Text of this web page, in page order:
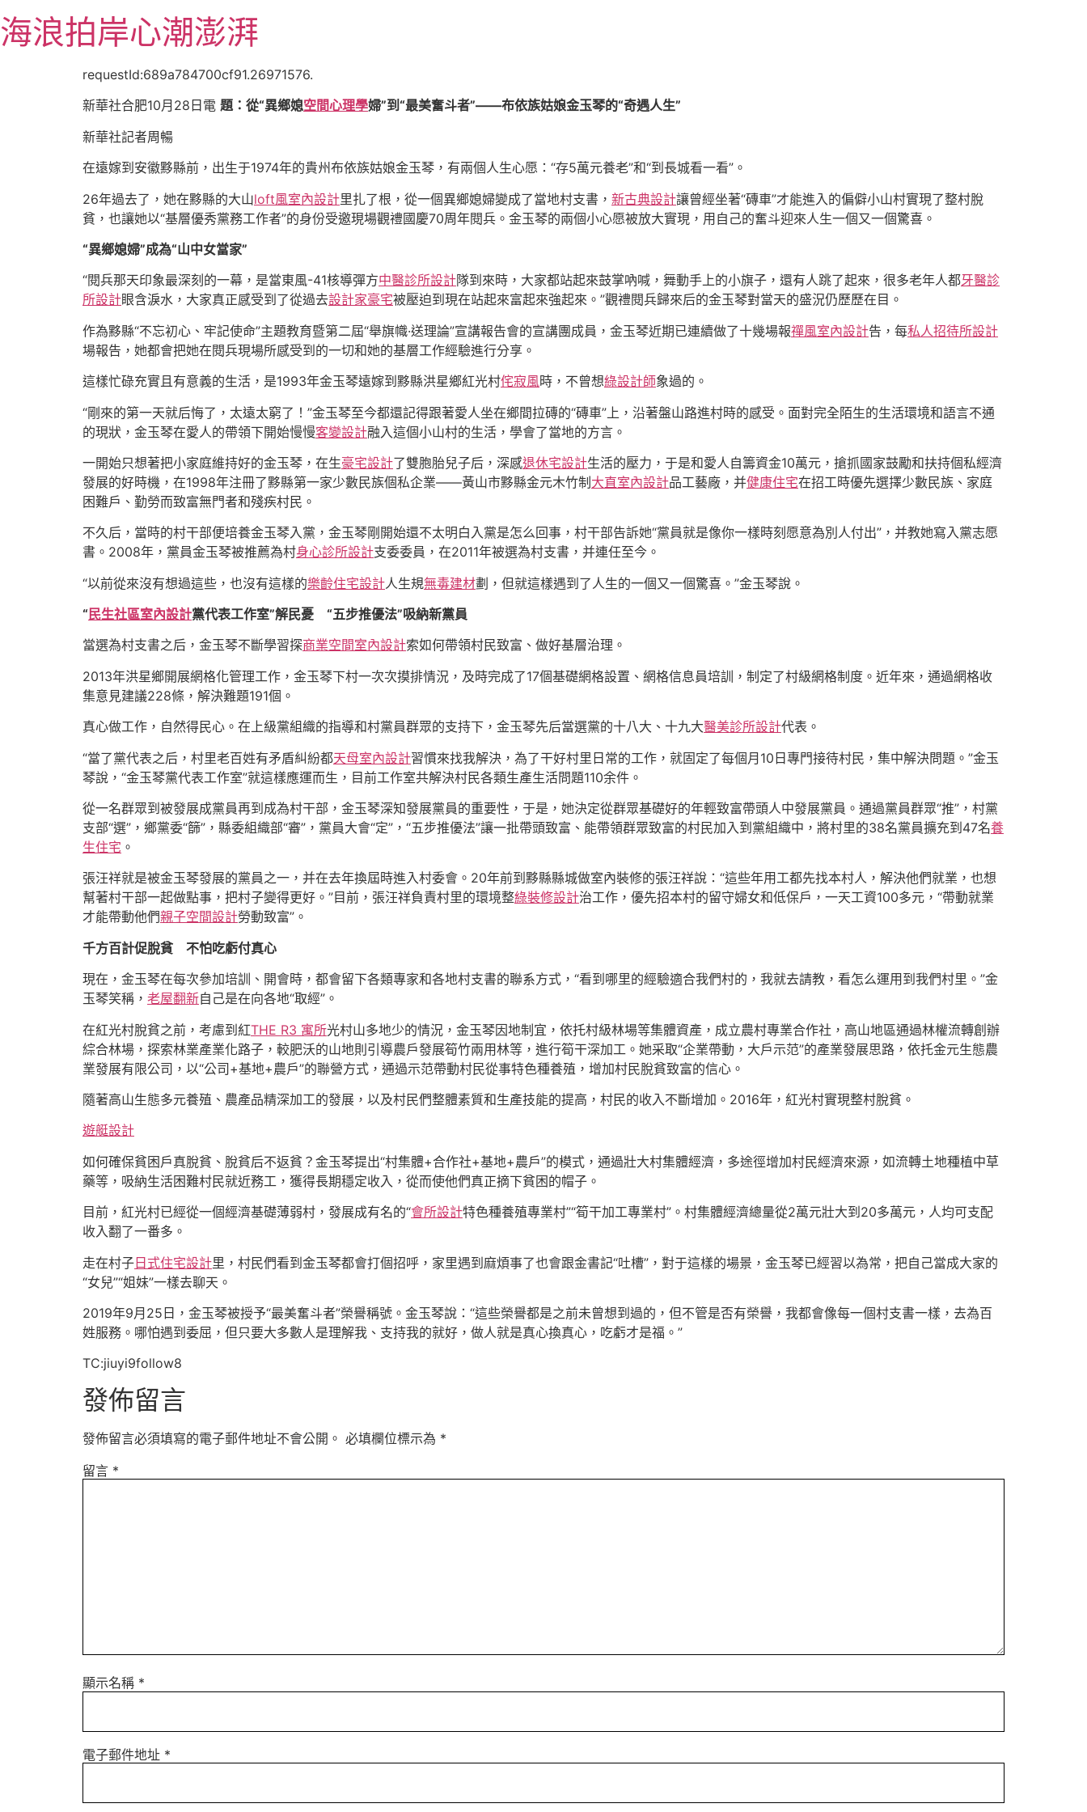
至
主海浪拍岸心潮澎湃
requestId:689a784700cf91.26971576.
新華社合肥10月28日電 題：從“異鄉媳空間心理學婦”到“最美奮斗者”——布依族姑娘金玉琴的“奇遇人生”
新華社記者周暢
在遠嫁到安徽黟縣前，出生于1974年的貴州布依族姑娘金玉琴，有兩個人生心愿：“存5萬元養老”和“到長城看一看”。
26年過去了，她在黟縣的大山loft風室內設計里扎了根，從一個異鄉媳婦變成了當地村支書， 新古典設計讓曾經坐著“磚車”才能進入的偏僻小山村實現了整村脫
貧，也讓她以“基層優秀黨務工作者”的身份受邀現場觀禮國慶70周年閱兵。金玉琴的兩個小心愿被放大實現，用自己的奮斗迎來人生一個又一個驚喜。
“異鄉媳婦”成為“山中女當家”
“閱兵那天印象最深刻的一幕，是當東風-41核導彈方中醫診所設計隊到來時，大家都站起來鼓掌吶喊，舞動手上的小旗子，還有人跳了起來，很多老年人都牙醫診
所設計眼含淚水，大家真正感受到了從過去設計家豪宅被壓迫到現在站起來富起來強起來。”觀禮閱兵歸來后的金玉琴對當天的盛況仍歷歷在目。
作為黟縣“不忘初心、牢記使命”主題教育暨第二屆“舉旗幟·送理論”宣講報告會的宣講團成員，金玉琴近期已連續做了十幾場報禪風室內設計告，每私人招待所設計
場報告，她都會把她在閱兵現場所感受到的一切和她的基層工作經驗進行分享。
這樣忙碌充實且有意義的生活，是1993年金玉琴遠嫁到黟縣洪星鄉紅光村侘寂風時，不曾想綠設計師象過的。
“剛來的第一天就后悔了，太遠太窮了！”金玉琴至今都還記得跟著愛人坐在鄉間拉磚的“磚車”上，沿著盤山路進村時的感受。面對完全陌生的生活環境和語言不通
的現狀，金玉琴在愛人的帶領下開始慢慢客變設計融入這個小山村的生活，學會了當地的方言。
一開始只想著把小家庭維持好的金玉琴，在生豪宅設計了雙胞胎兒子后，深感退休宅設計生活的壓力，于是和愛人自籌資金10萬元，搶抓國家鼓勵和扶持個私經濟
發展的好時機，在1998年注冊了黟縣第一家少數民族個私企業——黃山市黟縣金元木竹制大直室內設計品工藝廠，并健康住宅在招工時優先選擇少數民族、家庭
困難戶、勤勞而致富無門者和殘疾村民。
不久后，當時的村干部便培養金玉琴入黨，金玉琴剛開始還不太明白入黨是怎么回事，村干部告訴她“黨員就是像你一樣時刻愿意為別人付出”，并教她寫入黨志愿
書。2008年，黨員金玉琴被推薦為村身心診所設計支委委員，在2011年被選為村支書，并連任至今。
“以前從來沒有想過這些，也沒有這樣的樂齡住宅設計人生規無毒建材劃，但就這樣遇到了人生的一個又一個驚喜。”金玉琴說。
“ 民生社區室內設計黨代表工作室”解民憂 “五步推優法”吸納新黨員
當選為村支書之后，金玉琴不斷學習探商業空間室內設計索如何帶領村民致富、做好基層治理。
2013年洪星鄉開展網格化管理工作，金玉琴下村一次次摸排情況，及時完成了17個基礎網格設置、網格信息員培訓，制定了村級網格制度。近年來，通過網格收
集意見建議228條，解決難題191個。
真心做工作，自然得民心。在上級黨組織的指導和村黨員群眾的支持下，金玉琴先后當選黨的十八大、十九大醫美診所設計代表。
“當了黨代表之后，村里老百姓有矛盾糾紛都天母室內設計習慣來找我解決，為了干好村里日常的工作，就固定了每個月10日專門接待村民，集中解決問題。”金玉
琴說，“金玉琴黨代表工作室”就這樣應運而生，目前工作室共解決村民各類生產生活問題110余件。
從一名群眾到被發展成黨員再到成為村干部，金玉琴深知發展黨員的重要性，于是，她決定從群眾基礎好的年輕致富帶頭人中發展黨員。通過黨員群眾“推”，村黨
支部“選”，鄉黨委“篩”，縣委組織部“審”，黨員大會“定”，“五步推優法”讓一批帶頭致富、能帶領群眾致富的村民加入到黨組織中，將村里的38名黨員擴充到47名養
生住宅 。
張汪祥就是被金玉琴發展的黨員之一，并在去年換屆時進入村委會。20年前到黟縣縣城做室內裝修的張汪祥說：“這些年用工都先找本村人，解決他們就業，也想
幫著村干部一起做點事，把村子變得更好。”目前，張汪祥負責村里的環境整綠裝修設計治工作，優先招本村的留守婦女和低保戶，一天工資100多元，“帶動就業
才能帶動他們親子空間設計勞動致富”。
千方百計促脫貧 不怕吃虧付真心
現在，金玉琴在每次參加培訓、開會時，都會留下各類專家和各地村支書的聯系方式，“看到哪里的經驗適合我們村的，我就去請教，看怎么運用到我們村里。”金
玉琴笑稱， 老屋翻新自己是在向各地“取經”。
在紅光村脫貧之前，考慮到紅THE R3 寓所光村山多地少的情況，金玉琴因地制宜，依托村級林場等集體資產，成立農村專業合作社，高山地區通過林權流轉創辦
綜合林場，探索林業產業化路子，較肥沃的山地則引導農戶發展筍竹兩用林等，進行筍干深加工。她采取“企業帶動，大戶示范”的產業發展思路，依托金元生態農
業發展有限公司，以“公司+基地+農戶”的聯營方式，通過示范帶動村民從事特色種養殖，增加村民脫貧致富的信心。
隨著高山生態多元養殖、農產品精深加工的發展，以及村民們整體素質和生產技能的提高，村民的收入不斷增加。2016年，紅光村實現整村脫貧。
遊艇設計
如何確保貧困戶真脫貧、脫貧后不返貧？金玉琴提出“村集體+合作社+基地+農戶”的模式，通過壯大村集體經濟，多途徑增加村民經濟來源，如流轉土地種植中草
藥等，吸納生活困難村民就近務工，獲得長期穩定收入，從而使他們真正摘下貧困的帽子。
目前，紅光村已經從一個經濟基礎薄弱村，發展成有名的“會所設計特色種養殖專業村”“筍干加工專業村”。村集體經濟總量從2萬元壯大到20多萬元，人均可支配
收入翻了一番多。
走在村子日式住宅設計里，村民們看到金玉琴都會打個招呼，家里遇到麻煩事了也會跟金書記“吐槽”，對于這樣的場景，金玉琴已經習以為常，把自己當成大家的
“女兒”“姐妹”一樣去聊天。
2019年9月25日，金玉琴被授予“最美奮斗者”榮譽稱號。金玉琴說：“這些榮譽都是之前未曾想到過的，但不管是否有榮譽，我都會像每一個村支書一樣，去為百
姓服務。哪怕遇到委屈，但只要大多數人是理解我、支持我的就好，做人就是真心換真心，吃虧才是福。”
TC:jiuyi9follow8
發佈留言
發佈留言必須填寫的電子郵件地址不會公開。 必填欄位標示為 *
留言 *
顯示名稱 *
電子郵件地址 *